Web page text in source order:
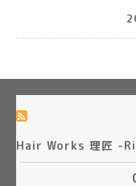
Hair Works 理匠 -